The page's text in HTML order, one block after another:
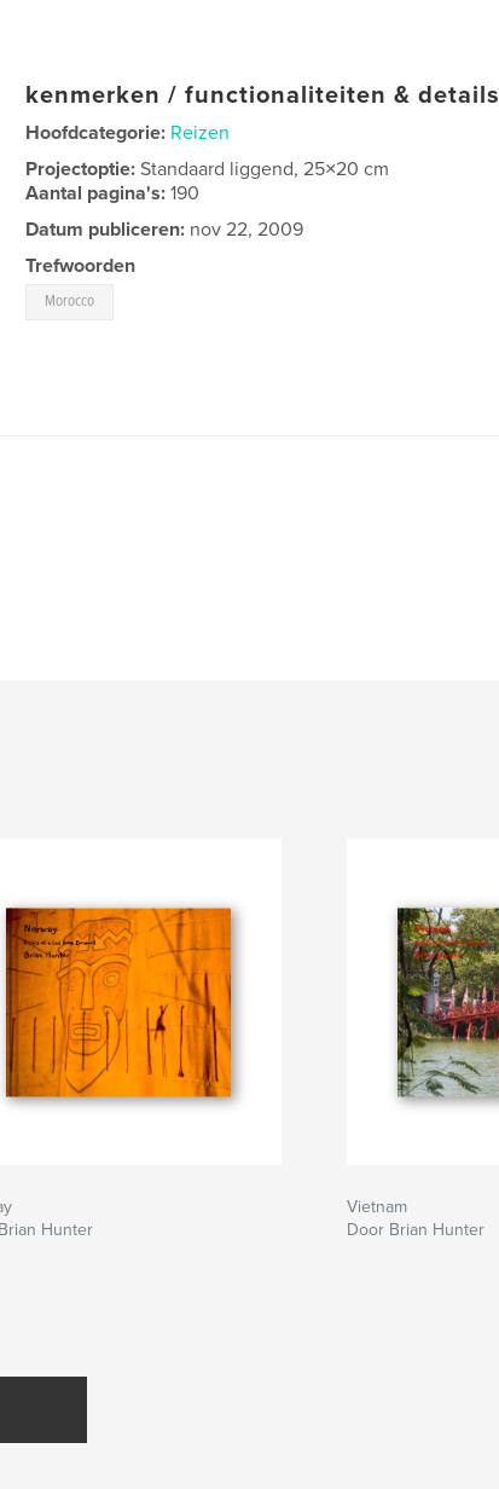
kenmerken / functionaliteiten & details
Hoofdcategorie: Reizen
Projectoptie:Standaard liggend, 25×20 cm
Aantal pagina's:190
Datum publiceren: nov 22, 2009
Trefwoorden
Morocco
Hunter
Vietnam
Door Brian Hunter